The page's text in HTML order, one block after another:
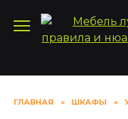
содержанию
ГЛАВНАЯ » ШКАФЫ »